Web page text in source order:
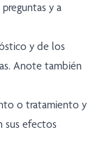
y a
y de los
Anote también
o tratamiento y
sus efectos